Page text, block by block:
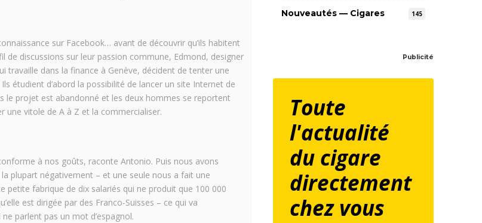
sur Facebook… avant de découvrir qu’ils habitent
de discussions sur leur passion commune, Edmond, designer
travaille dans la finance à Genève, décident de tenter une
étudient d’abord la possibilité de lancer un site Internet de
le projet est abandonné et les deux hommes se reportent
une vitole de A à Z et la commercialiser.
à nos goûts, raconte Antonio. Puis nous avons
plupart négativement – et une seule nous a fait une
petite fabrique de dix salariés qui ne produit que 100 000
est dirigée par des Franco-Suisses – ce qui va
parlent pas un mot d’espagnol.
Nouveautés — Cigares 145
Publicité
Toute
l'actualité
du cigare
directement
chez vous